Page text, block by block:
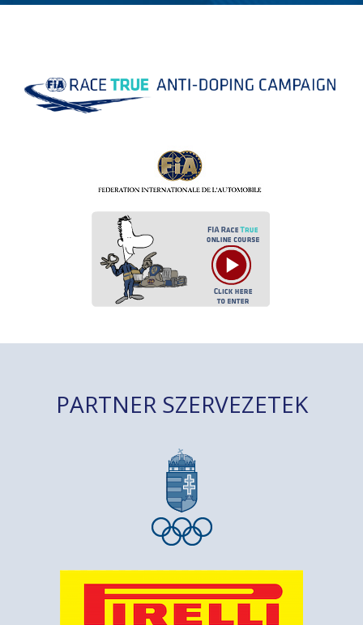
PARTNER SZERVEZETEK